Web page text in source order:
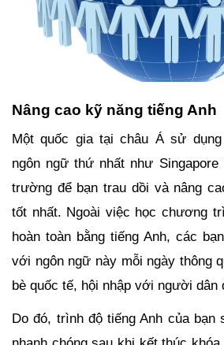
Nâng cao kỹ năng tiếng Anh
Một quốc gia tại châu Á sử
ngôn ngữ thứ nhất như
trường để bạn trau dồi và nâng
tốt nhất. Ngoài việc học chương
hoàn toàn bằng tiếng Anh, các
với ngôn ngữ này mỗi ngày thông
bè quốc tế, hội nhập với người dân
Do đó, trình độ tiếng Anh của bạn